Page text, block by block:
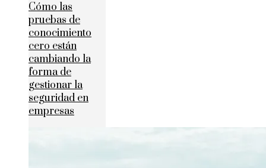
Cómo las
pruebas de
conocimiento
cero están
cambiando la
forma de
gestionar la
seguridad en
empresas